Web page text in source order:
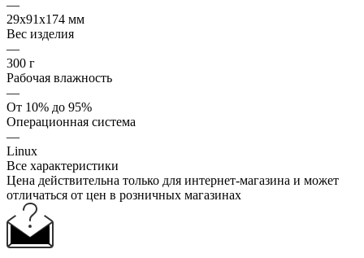
—
29x91x174 мм
Вес изделия
—
300 г
Рабочая влажность
—
От 10% до 95%
Операционная система
—
Linux
Все характеристики
Цена действительна только для интернет-магазина и может
отличаться от цен в розничных магазинах